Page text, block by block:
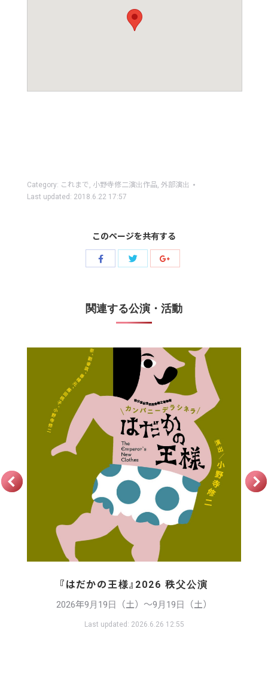
Category: これまで, 小野寺修二演出作品, 外部演出
Last updated: 2018.6.22 17:57
このページを共有する
Share
Share
関連する公演・活動
『はだかの王様』2026 秩父公演
2026年9月19日（土）〜9月19日（土）
Last updated: 2026.6.26 12:55